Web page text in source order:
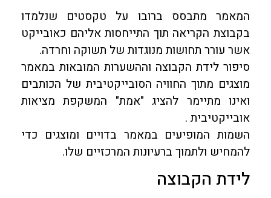
המאמר מתבסס ברובו על טקסטים שנלמדו
בקבוצת הקריאה תוך התייחסות אליהם כאובייקט
אשר עורר תחושות מנוגדות של תשוקה וחרדה.
סיפור לידת הקבוצה וההשערות המובאות במאמר
מוצגים מתוך החוויה הסובייקטיבית של הכותבים
ואינו מתיימר להציג "אמת" המשקפת מציאות
אובייקטיבית .
השמות המופיעים במאמר בדויים ומוצגים כדי
להמחיש ולתמוך ברעיונות המרכזיים שלו.
לידת הקבוצה